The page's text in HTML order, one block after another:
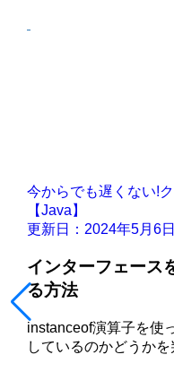
今からでも遅くない!
【Java】
更新日：2024年5月6日
インターフェース
る方法
instanceof演算子を使
しているのかどうか